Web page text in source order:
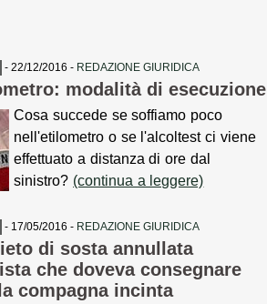
- 22/12/2016 - REDAZIONE GIURIDICA
modalità di esecuzione
Cosa succede se soffiamo poco
nell'etilometro o se l'alcoltest ci viene
effettuato a distanza di ore dal
sinistro? (continua a leggere)
- 17/05/2016 - REDAZIONE GIURIDICA
di sosta annullata
che doveva consegnare
compagna incinta